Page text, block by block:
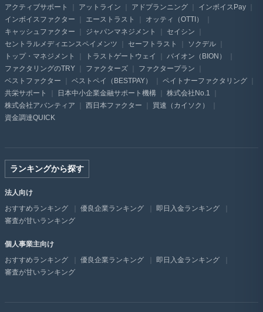
アクティブサポート
アットライン アドプランニング
インボイスPay
インボイスファクター
エーストラスト
オッティ（OTTI）
キャッシュファクター
ジャパンマネジメント
セイシン
セントラルメディエンスペイメンツ
セーフトラスト
ソクデル
トップ・マネジメント
トラストゲートウェイ
バイオン（BION）
ファクタリングのTRY
ファクターズ
ファクタープラン
ベストファクター
ベストペイ（BESTPAY）
ペイトナーファクタリング
共栄サポート
日本中小企業金融サポート機構
株式会社No.1
株式会社アバンティア
西日本ファクター
買速（カイソク）
資金調達QUICK
ランキングから探す
法人向け
おすすめランキング
優良企業ランキング
即日入金ランキング
審査が甘いランキング
個人事業主向け
おすすめランキング
優良企業ランキング
即日入金ランキング
審査が甘いランキング